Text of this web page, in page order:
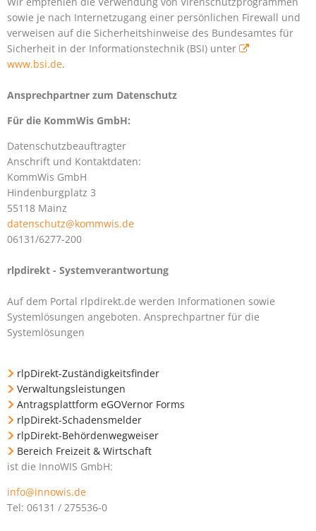
sowie je nach Internetzugang einer persönlichen Firewall und
verweisen auf die Sicherheitshinweise des Bundesamtes für
Sicherheit in der Informationstechnik (BSI) unter
www.bsi.de.
Ansprechpartner zum Datenschutz
Für die KommWis GmbH:
Datenschutzbeauftragter
Anschrift und Kontaktdaten:
KommWis GmbH
Hindenburgplatz 3
55118 Mainz
datenschutz@kommwis.de
06131/6277-200
rlpdirekt - Systemverantwortung
Auf dem Portal rlpdirekt.de werden Informationen sowie
Systemlösungen angeboten. Ansprechpartner für die
Systemlösungen
rlpDirekt-Zuständigkeitsfinder
Verwaltungsleistungen
Antragsplattform eGOVernor Forms
rlpDirekt-Schadensmelder
rlpDirekt-Behördenwegweiser
Bereich Freizeit & Wirtschaft
ist die InnoWIS GmbH:
info@innowis.de
Tel: 06131 / 275536-0